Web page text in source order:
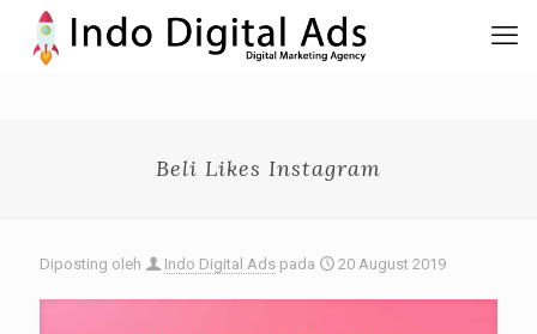
Beli Likes Instagram
Diposting oleh Indo Digital Ads pada 20 August 2019